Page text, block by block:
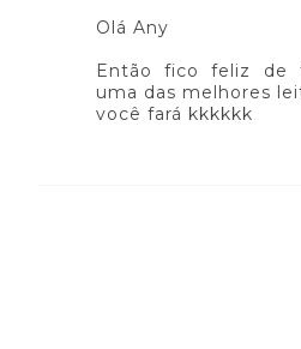
Olá Any
Então fico feliz de
uma das melhores
você fará kkkkkk